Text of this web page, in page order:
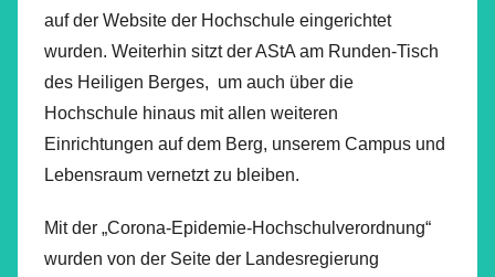
auf der Website der Hochschule eingerichtet
wurden. Weiterhin sitzt der AStA am Runden-Tisch
des Heiligen Berges, um auch über die
Hochschule hinaus mit allen weiteren
Einrichtungen auf dem Berg, unserem Campus und
Lebensraum vernetzt zu bleiben.
Mit der „Corona-Epidemie-Hochschulverordnung“
wurden von der Seite der Landesregierung